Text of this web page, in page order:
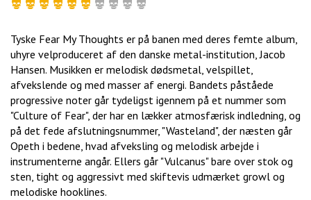
Tyske Fear My Thoughts er på banen med deres femte album,
uhyre velproduceret af den danske metal-institution, Jacob
Hansen. Musikken er melodisk dødsmetal, velspillet,
afvekslende og med masser af energi. Bandets påståede
progressive noter går tydeligst igennem på et nummer som
"Culture of Fear", der har en lækker atmosfærisk indledning, og
på det fede afslutningsnummer, "Wasteland", der næsten går
Opeth i bedene, hvad afveksling og melodisk arbejde i
instrumenterne angår. Ellers går "Vulcanus" bare over stok og
sten, tight og aggressivt med skiftevis udmærket growl og
melodiske hooklines.